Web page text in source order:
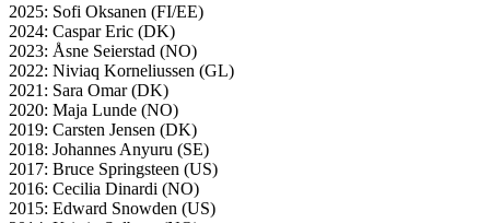
2025: Sofi Oksanen (FI/EE)
2024: Caspar Eric (DK)
2023: Åsne Seierstad (NO)
2022: Niviaq Korneliussen (GL)
2021: Sara Omar (DK)
2020: Maja Lunde (NO)
2019: Carsten Jensen (DK)
2018: Johannes Anyuru (SE)
2017: Bruce Springsteen (US)
2016: Cecilia Dinardi (NO)
2015: Edward Snowden (US)